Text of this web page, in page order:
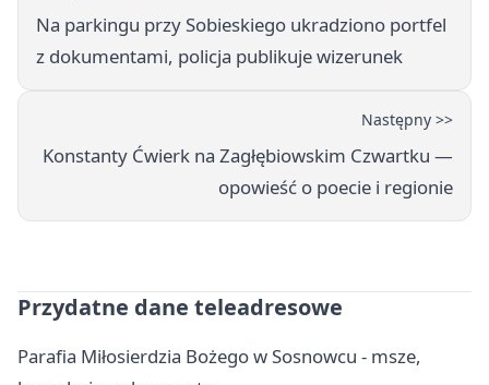
Na parkingu przy Sobieskiego ukradziono portfel
z dokumentami, policja publikuje wizerunek
Następny >>
Konstanty Ćwierk na Zagłębiowskim Czwartku —
opowieść o poecie i regionie
Przydatne dane teleadresowe
Parafia Miłosierdzia Bożego w Sosnowcu - msze,